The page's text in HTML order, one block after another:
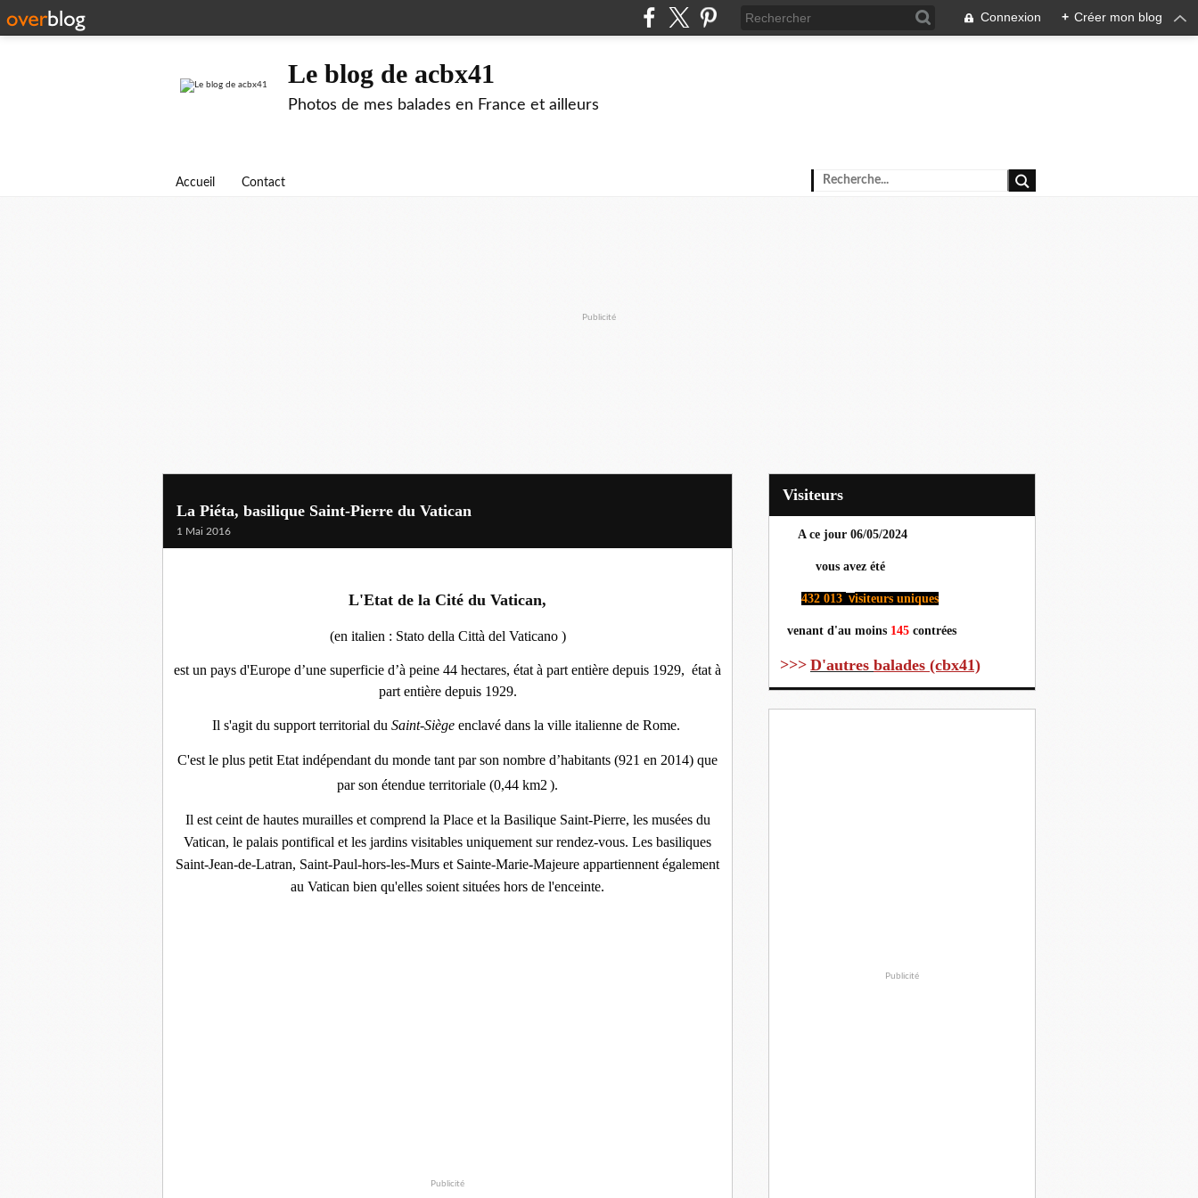
Connexion + Créer mon blog
Le blog de acbx41
Photos de mes balades en France et ailleurs
Accueil Contact
Publicité
La Piéta, basilique Saint-Pierre du Vatican
1 Mai 2016
L'Etat de la Cité du Vatican,
(en italien : Stato della Città del Vaticano)
est un pays d'Europe d’une superficie d’à peine 44 hectares, état à part entière depuis 1929, état à
part entière depuis 1929.
Il s'agit du support territorial du Saint-Siègeenclavé dans la ville italienne de Rome.
C'est le plus petit Etat indépendant du monde tant par son nombre d’habitants (921 en 2014) que
par son étendue territoriale (0,44 km2 ).
Il est ceint de hautes murailles et comprend la Place et la Basilique Saint-Pierre, les musées du
Vatican, le palais pontifical et les jardins visitables uniquement sur rendez-vous. Les basiliques
Saint-Jean-de-Latran, Saint-Paul-hors-les-Murs et Sainte-Marie-Majeure appartiennent également
au Vatican bien qu'elles soient situées hors de l'enceinte.
Publicité
Visiteurs
A ce jour 06/05/2024
vous avez été
432 013 visiteurs uniques
venant d'au moins 145 contrées
>>> D'autres balades (cbx41)
Publicité